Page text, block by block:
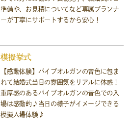
準備や、お見積についてなど専属プランナ
ーが丁寧にサポートするから安心！
模擬挙式
【感動体験】パイプオルガンの音色に包ま
れて結婚式当日の雰囲気をリアルに体感！
重厚感のあるパイプオルガンの音色での入
場は感動的♪当日の様子がイメージできる
模擬入場体験♪